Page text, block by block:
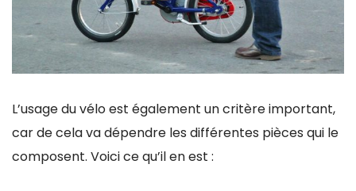
L’usage du vélo est également un critère important,
car de cela va dépendre les différentes pièces qui le
composent. Voici ce qu’il en est :